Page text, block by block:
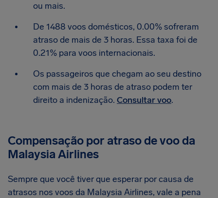
ou mais.
De 1488 voos domésticos, 0.00% sofreram
atraso de mais de 3 horas. Essa taxa foi de
0.21% para voos internacionais.
Os passageiros que chegam ao seu destino
com mais de 3 horas de atraso podem ter
direito a indenização. Consultar voo.
Compensação por atraso de voo da
Malaysia Airlines
Sempre que você tiver que esperar por causa de
atrasos nos voos da Malaysia Airlines, vale a pena